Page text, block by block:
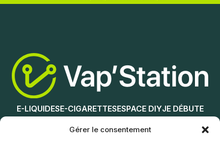
Gérer le consentement
Ajouter au panier
E-LIQUIDESE-CIGARETTESESPACE DIYJE DÉBUTE
NOS MAGASINS